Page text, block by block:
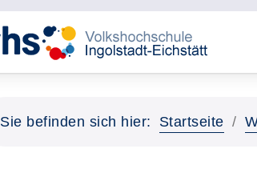
Sie befinden sich hier: Startseite